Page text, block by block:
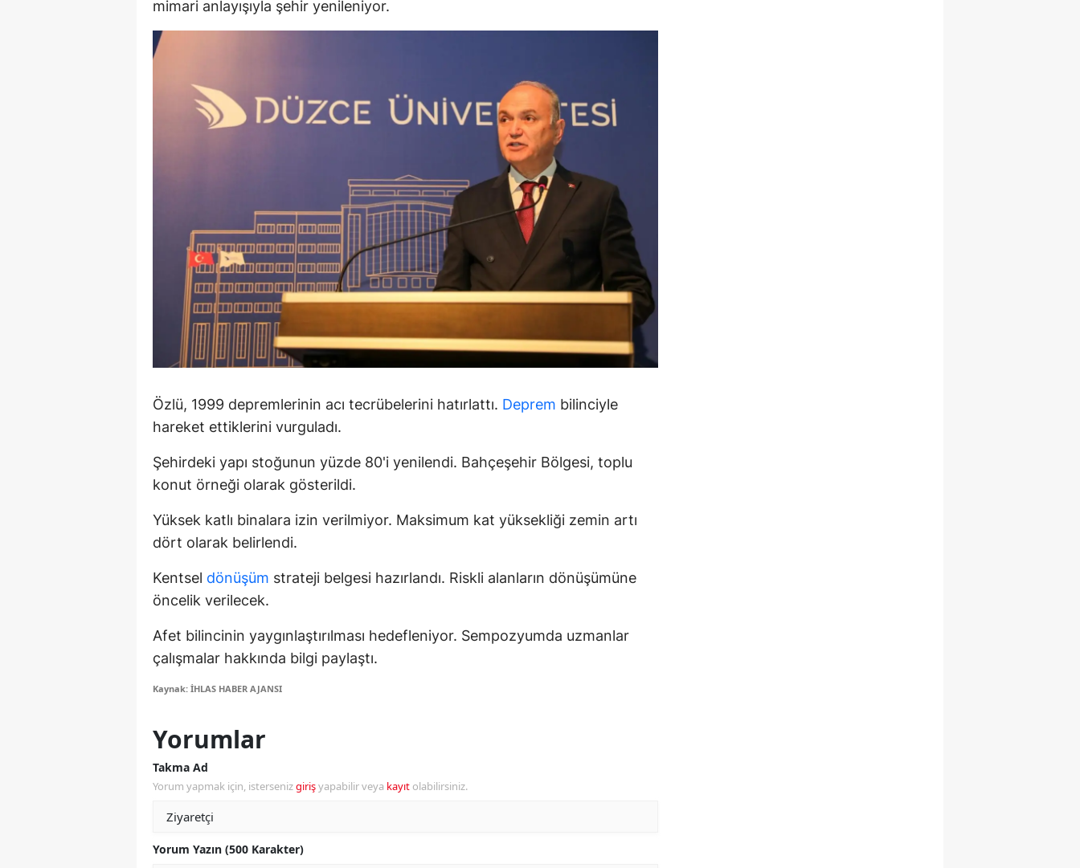
Kars
Kayseri
Kırklareli
Kırşehir
Kocaeli
Kütahya
Mardin
Muğla
Nevşehir
Siirt
mimari anlayışıyla şehir yenileniyor.
Özlü, 1999 depremlerinin acı tecrübelerini hatırlattı. Deprem bilinciyle
hareket ettiklerini vurguladı.
Şehirdeki yapı stoğunun yüzde 80'i yenilendi. Bahçeşehir Bölgesi, toplu
konut örneği olarak gösterildi.
Yüksek katlı binalara izin verilmiyor. Maksimum kat yüksekliği zemin artı
dört olarak belirlendi.
Kentsel dönüşüm strateji belgesi hazırlandı. Riskli alanların dönüşümüne
öncelik verilecek.
Afet bilincinin yaygınlaştırılması hedefleniyor. Sempozyumda uzmanlar
çalışmalar hakkında bilgi paylaştı.
Kaynak: İHLAS HABER AJANSI
Yorumlar
Takma Ad
Yorum yapmak için, istersenizgirişyapabilir veya kayıt olabilirsiniz.
Yorum Yazın (500 Karakter)